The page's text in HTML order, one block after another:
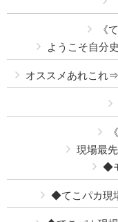
《
ようこそ自分
オススメあれこれ
現場最
◆
◆てこパカ現